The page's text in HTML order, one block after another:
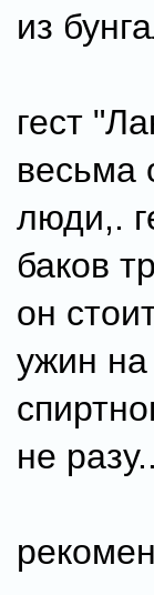
из
гест
весьма
люди,.
баков
он
ужин
не разу..